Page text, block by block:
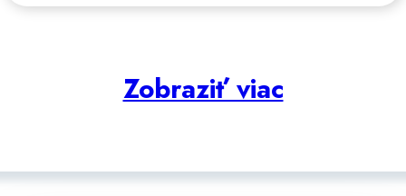
projektu eKasa. Ak prevádzkujete
známe. Teraz sa však do popredia
dostáva novinka ? SORP (Softvérová
Zobraziť viac